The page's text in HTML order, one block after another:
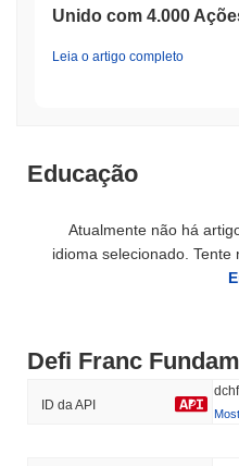
Unido com 4.000
Leia o artigo completo
Educação
Atualmente não há
idioma selecionado. Tente
Defi Franc
ID da API